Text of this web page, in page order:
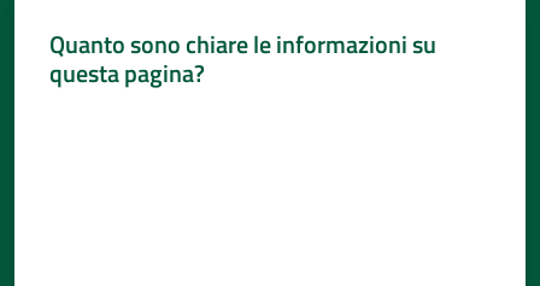
Quanto sono chiare le informazioni su
questa pagina?